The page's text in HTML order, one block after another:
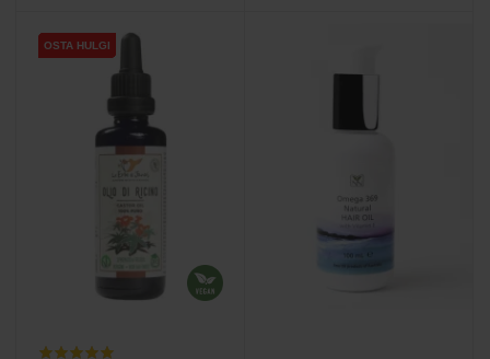
OSTA HULGI
OSTA HULGI
OSTA HULGI
OSTA HULGI
OSTA HULGI